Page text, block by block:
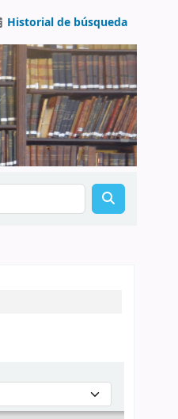
Historial de búsqueda